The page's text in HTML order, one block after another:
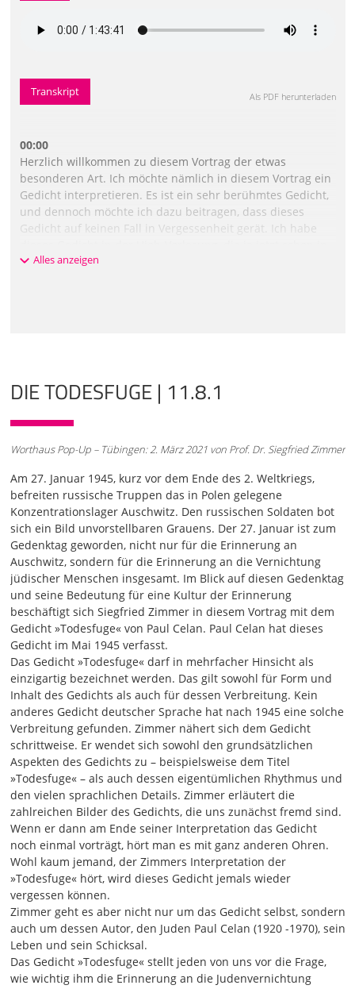
Transkript Als PDF herunterladen
00:00
Herzlich willkommen zu diesem Vortrag der etwas
besonderen Art. Ich möchte nämlich in diesem Vortrag ein
Gedicht interpretieren. Es ist ein sehr berühmtes Gedicht,
und dennoch möchte ich dazu beitragen, dass dieses
Gedicht auf keinen Fall in Vergessenheit gerät. Ich habe
Worthaus dokumentiert ist, gegen Ende in die Vorlesung
studierte an der Pädagogischen Hochschule Schwäbisch-
Gmünd, also Lehrerstudium, und ich kam von der
Pfingstlichen Bibelschule, ich war Schüler auf einer
Lehrerstudium. Wir hatten in Schwäbisch-Gmünd einen
Bibelkreis, in den auch viele säkulare Leute hineinkamen
und auch zum Glauben gefunden haben. Eine etwas ältere
Studentin, die auch völlig säkular war, aber dann in diesem
Bibelkreis eine Heimat gefunden hat, die hat mich mal
gefragt: Siegfried, du kennst dich ja in der Bibel gut aus,
das merkt man, hast du aber auch ein Verhältnis zur Lyrik?
02:04
Da war ich völlig baff und habe gesagt: Eigentlich nein.
Goethe und Schiller - das hat mich nicht so vom Hocker
gerissen. Und dann - sie war eine Deutschstudentin, die da
auch wirklich sehr tief in der Lyrik verankert war - hat sie
gesagt: Ich lasse dir mal ein Gedicht laufen. Der Autor liest
dieses Gedicht selber vor. Das war eine Schallplatte
damals noch, und dann legte sie eine Schallplatte auf, und
Paul Celan las da selbst sein Gedicht "Todesfuge". Ich habe
nie vergessen, wie berührt ich war, wie erschüttert ich war,
so was von getroffen. Ich habe so als pfingstlicher
Bibelschüler, der in dem Bibelkreis ziemlich sicher
aufgetreten ist,
03:11
instinktiv gespürt: Siegfried, da kommt eine Welt auf dich
zu, die du nicht kennst: die moderne Lyrik. Und da gibt es
Qualitäten, von denen hast du bisher keine Ahnung
gehabt. Vielleicht will es ja der Zufall, dass diese Studentin
- sie hieß Katharina, ich weiß nicht, wo sie dann gelandet
ist - das vielleicht irgendwann mal hört. Dann will ich dir
sagen, liebe Katharina: Da hast du bei mir ein Neuland
aufgestoßen, das mich dann jahrelang beschäftigt hat. Ich
habe mich dann mit Paul Celan weiterhin beschäftigt, mit
Hilde Domin und ihrem Buch "Wozu Lyrik heute", dann
Alles anzeigen
DIE TODESFUGE | 11.8.1
Worthaus Pop-Up – Tübingen: 2. März 2021 von Prof. Dr. Siegfried Zimmer
Am 27. Januar 1945, kurz vor dem Ende des 2. Weltkriegs,
befreiten russische Truppen das in Polen gelegene
Konzentrationslager Auschwitz. Den russischen Soldaten bot
sich ein Bild unvorstellbaren Grauens. Der 27. Januar ist zum
Gedenktag geworden, nicht nur für die Erinnerung an
Auschwitz, sondern für die Erinnerung an die Vernichtung
jüdischer Menschen insgesamt. Im Blick auf diesen Gedenktag
und seine Bedeutung für eine Kultur der Erinnerung
beschäftigt sich Siegfried Zimmer in diesem Vortrag mit dem
Gedicht »Todesfuge« von Paul Celan. Paul Celan hat dieses
Gedicht im Mai 1945 verfasst.
Das Gedicht »Todesfuge« darf in mehrfacher Hinsicht als
einzigartig bezeichnet werden. Das gilt sowohl für Form und
Inhalt des Gedichts als auch für dessen Verbreitung. Kein
anderes Gedicht deutscher Sprache hat nach 1945 eine solche
Verbreitung gefunden. Zimmer nähert sich dem Gedicht
schrittweise. Er wendet sich sowohl den grundsätzlichen
Aspekten des Gedichts zu – beispielsweise dem Titel
»Todesfuge« – als auch dessen eigentümlichen Rhythmus und
den vielen sprachlichen Details. Zimmer erläutert die
zahlreichen Bilder des Gedichts, die uns zunächst fremd sind.
Wenn er dann am Ende seiner Interpretation das Gedicht
noch einmal vorträgt, hört man es mit ganz anderen Ohren.
Wohl kaum jemand, der Zimmers Interpretation der
»Todesfuge« hört, wird dieses Gedicht jemals wieder
vergessen können.
Zimmer geht es aber nicht nur um das Gedicht selbst, sondern
auch um dessen Autor, den Juden Paul Celan (1920 -1970), sein
Leben und sein Schicksal.
Das Gedicht »Todesfuge« stellt jeden von uns vor die Frage,
wie wichtig ihm die Erinnerung an die Judenvernichtung